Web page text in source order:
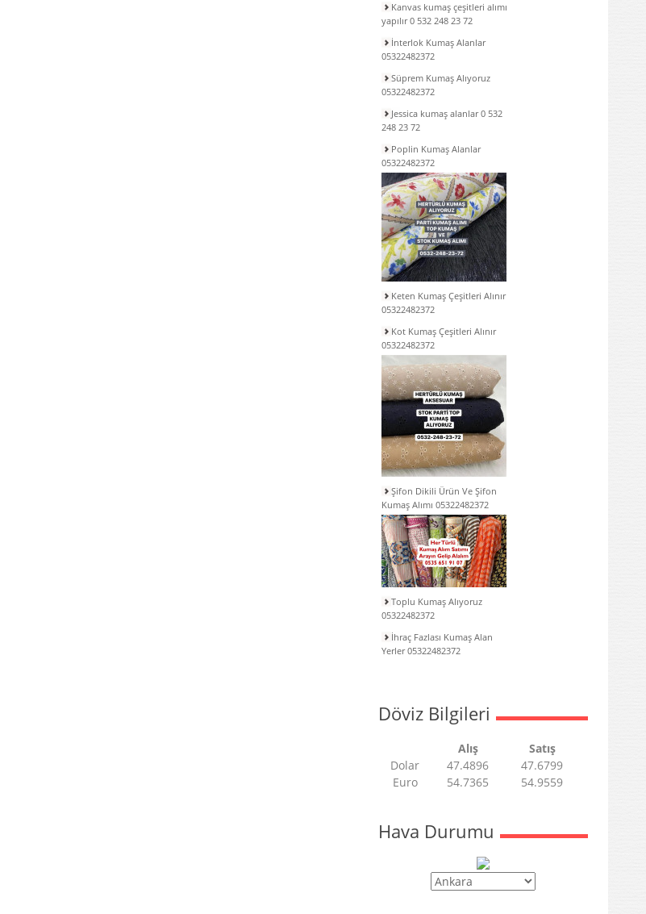
Kanvas kumaş çeşitleri alımı
yapılır 0 532 248 23 72
İnterlok Kumaş Alanlar
05322482372
Süprem Kumaş Alıyoruz
05322482372
Jessica kumaş alanlar 0 532
248 23 72
Poplin Kumaş Alanlar
05322482372
Keten Kumaş Çeşitleri Alınır
05322482372
Kot Kumaş Çeşitleri Alınır
05322482372
Şifon Dikili Ürün Ve Şifon
Kumaş Alımı 05322482372
Toplu Kumaş Alıyoruz
05322482372
İhraç Fazlası Kumaş Alan
Yerler 05322482372
Döviz Bilgileri
Alış
Satış
Dolar
47.4896
47.6799
Euro
54.7365 54.9559
Hava Durumu